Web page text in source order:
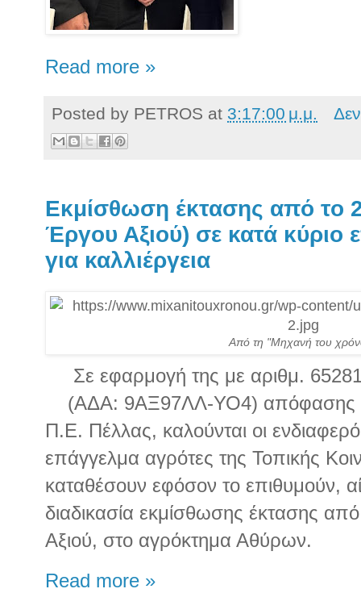
Read more »
Posted by PETROS at 3:17:00 μ.μ.
Εκμίσθωση έκτασης από το
Έργου Αξιού) σε κατά κύριο
για καλλιέργεια
Από τη "Μηχανή του
Σε εφαρμογή της με αριθμ.
(ΑΔΑ: 9ΑΞ97ΛΛ-ΥΟ4) απόφασης
Π.Ε. Πέλλας, καλούνται οι
επάγγελμα αγρότες της Τοπικής
καταθέσουν εφόσον το επιθυμούν,
διαδικασία εκμίσθωσης έκτασης
Αξιού, στο αγρόκτημα Αθύρων.
Read more »